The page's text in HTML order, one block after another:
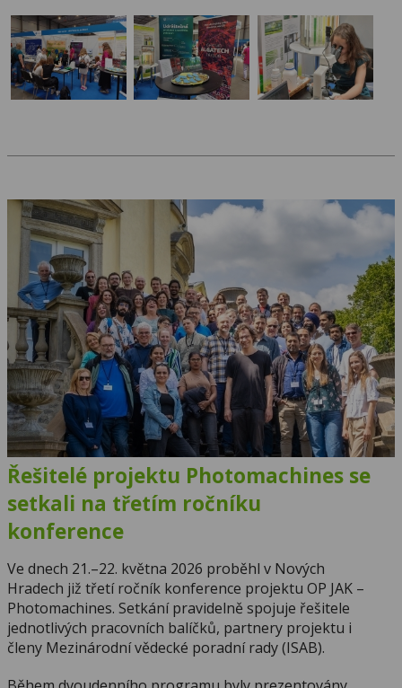
Řešitelé projektu Photomachines se
setkali na třetím ročníku
konference
Ve dnech 21.–22. května 2026 proběhl v Nových
Hradech již třetí ročník konference projektu OP JAK –
Photomachines. Setkání pravidelně spojuje řešitele
jednotlivých pracovních balíčků, partnery projektu i
členy Mezinárodní vědecké poradní rady (ISAB).